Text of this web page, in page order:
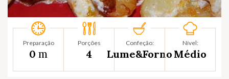
Preparação
0 m
Porções
4
Confeção:
Lume&Forno
Nível:
Médio